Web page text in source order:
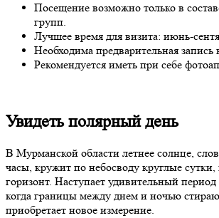
Посещение возможно только в
групп.
Лучшее время для визита: июнь-
Необходима предварительная запись
Рекомендуется иметь при себе
Увидеть полярный день
В Мурманской области летнее солнце,
часы, кружит по небосводу круглые сутки,
горизонт. Наступает удивительный
когда границы между днем и ночью
приобретает новое измерение.